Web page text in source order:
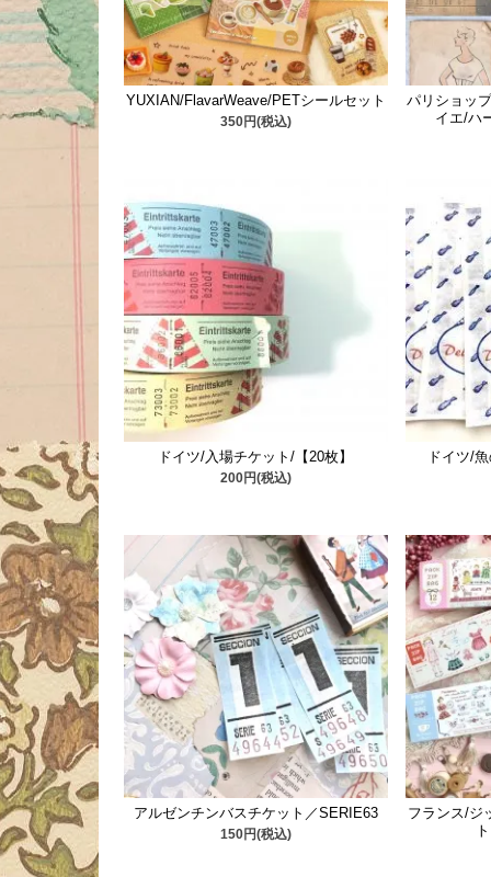
YUXIAN/FlavarWeave/PETシールセット
350円(税込)
パリショッ
イエ/ハ
ドイツ/入場チケット/【20枚】
200円(税込)
ドイツ/
アルゼンチンバスチケット／SERIE63
150円(税込)
フランス/ジ